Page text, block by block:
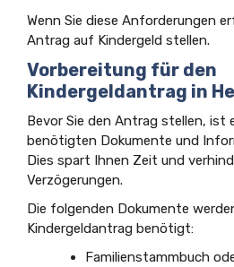
Wenn Sie diese Anforderungen
Antrag auf Kindergeld stellen.
Vorbereitung für den
Kindergeldantrag in
Bevor Sie den Antrag stellen, ist
benötigten Dokumente und
Dies spart Ihnen Zeit und
Verzögerungen.
Die folgenden Dokumente
Kindergeldantrag benötigt:
Familienstammbuch